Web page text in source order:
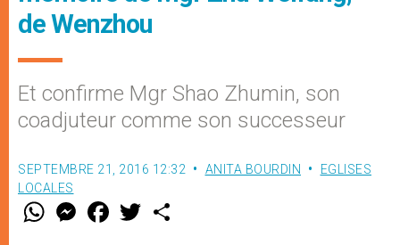
de Wenzhou
Et confirme Mgr Shao Zhumin, son
coadjuteur comme son successeur
SEPTEMBRE 21, 2016 12:32 ANITA BOURDIN
EGLISES
LOCALES
W M
e
F
a w